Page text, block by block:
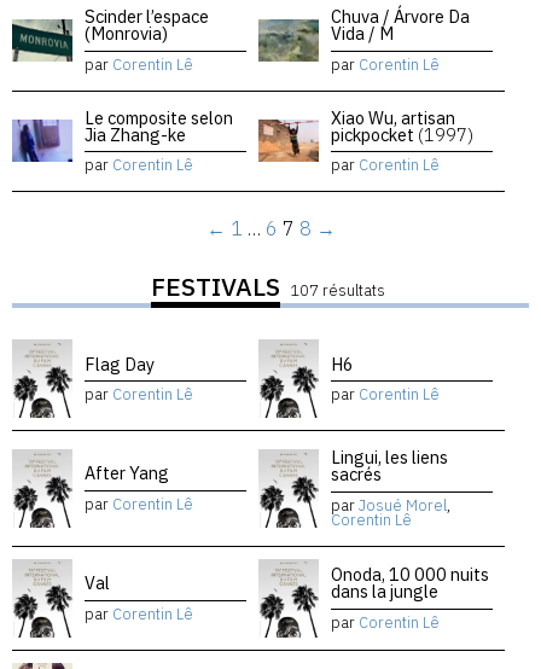
Scinder l’espace
(Monrovia)
par Corentin Lê
Chuva / Árvore Da
Vida / M
par Corentin Lê
Le composite selon
Jia Zhang-ke
par Corentin Lê
Xiao Wu, artisan
pickpocket (1997)
par Corentin Lê
← 1 … 6 7 8 →
FESTIVALS 107 résultats
Flag Day
par Corentin Lê
H6
par Corentin Lê
After Yang
par Corentin Lê
Lingui, les liens
sacrés
parJosué Morel,
Corentin Lê
Val
par Corentin Lê
Onoda, 10 000 nuits
dans la jungle
par Corentin Lê